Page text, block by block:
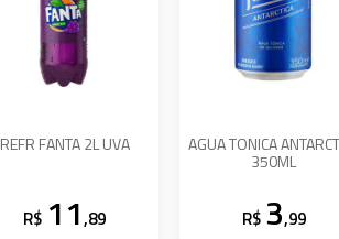
REFR FANTA 2L UVA
R$ 11,89
AGUA TONICA
350ML
R$ 3,99